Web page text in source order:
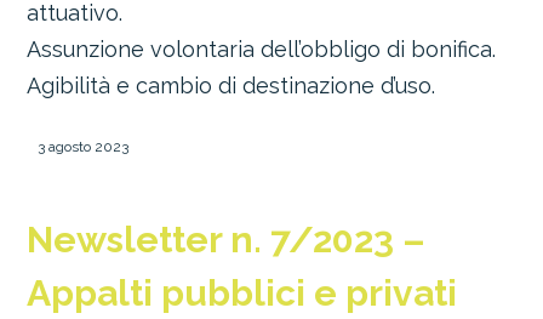
attuativo.
Assunzione volontaria dell’obbligo di bonifica.
Agibilità e cambio di destinazione d’uso.
3 agosto 2023
Newsletter n. 7/2023 –
Appalti pubblici e privati